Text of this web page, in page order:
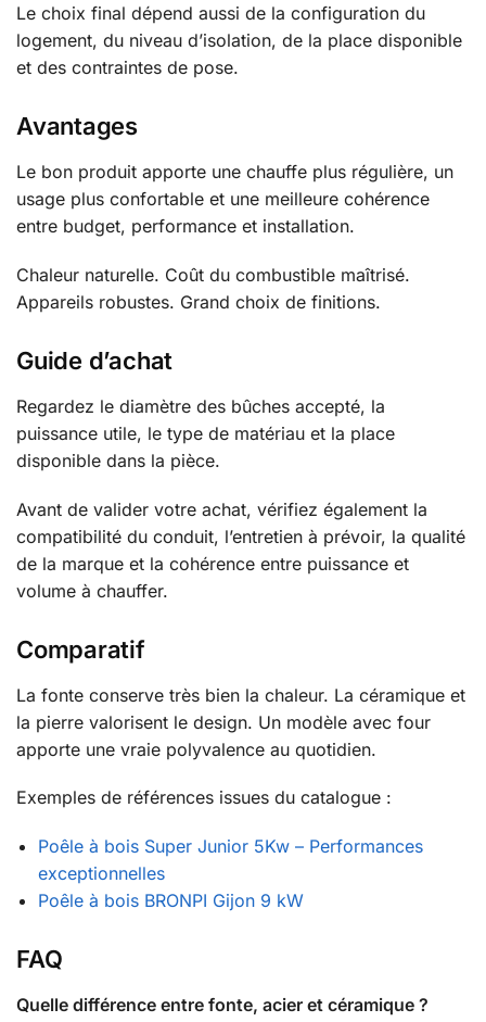
Le choix final dépend aussi de la configuration du
logement, du niveau d’isolation, de la place disponible
et des contraintes de pose.
Avantages
Le bon produit apporte une chauffe plus régulière, un
usage plus confortable et une meilleure cohérence
entre budget, performance et installation.
Chaleur naturelle. Coût du combustible maîtrisé.
Appareils robustes. Grand choix de finitions.
Guide d’achat
Regardez le diamètre des bûches accepté, la
puissance utile, le type de matériau et la place
disponible dans la pièce.
Avant de valider votre achat, vérifiez également la
compatibilité du conduit, l’entretien à prévoir, la qualité
de la marque et la cohérence entre puissance et
volume à chauffer.
Comparatif
La fonte conserve très bien la chaleur. La céramique et
la pierre valorisent le design. Un modèle avec four
apporte une vraie polyvalence au quotidien.
Exemples de références issues du catalogue :
Poêle à bois Super Junior 5Kw – Performances
exceptionnelles
Poêle à bois BRONPI Gijon 9 kW
FAQ
Quelle différence entre fonte, acier et céramique ?